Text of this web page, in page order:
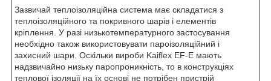
Зазвичай теплоізоляційна система має складатися з
теплоізоляційного та покривного шарів і елементів
кріплення. У разі низькотемпературного застосування
необхідно також використовувати пароізоляційний і
захисний шари. Оскільки вироби Kaiflex EF-E мають
надзвичайно низьку паропроникність, то в конструкціях
теплової ізоляції на їх основі не потрібен пристрій